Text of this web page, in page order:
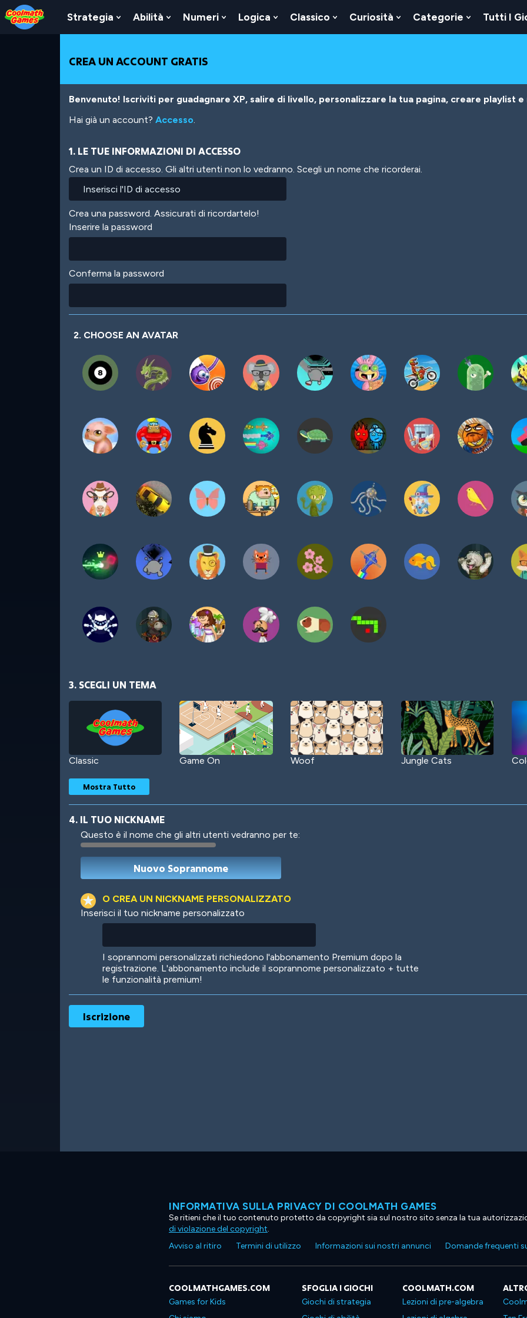
Skip
to
Top
Skip
to
Navigation
Skip
to
Main
Skip
to
Footer
Salta
al
contenuto
Strategia
Show
Submenu
Strategia
Abilità
Show
Submenu
Abilità
Numeri
Show
Submenu
Logica
Show
Submenu
Classico
Show
Submenu
Curiosità
Show
Submenu
Categorie
Show
Submenu
Tutti I
CREA UN ACCOUNT GRATIS
Benvenuto! Iscriviti per guadagnare XP, salire di livello, personalizzare la tua pagina, creare playlist
Hai già un account? Accesso.
1. LE TUE INFORMAZIONI DI ACCESSO
Crea un ID di accesso. Gli altri utenti non lo vedranno. Scegli un nome che ricorderai.
Crea una password. Assicurati di ricordartelo!
Inserire la password
Conferma la password
2. CHOOSE AN AVATAR
3. SCEGLI UN TEMA
Classic Game On Woof Jungle Cats
Robotic International
Ooh! Aah!
Mostra Tutto
4. IL TUO NICKNAME
Questo è il nome che gli altri utenti vedranno per te:
O CREA UN NICKNAME PERSONALIZZATO
Inserisci il tuo nickname personalizzato
I soprannomi personalizzati richiedono l'abbonamento Premium dopo la
registrazione. L'abbonamento include il soprannome personalizzato + tutte
le funzionalità premium!
INFORMATIVA SULLA PRIVACY DI COOLMATH GAMES
Se ritieni che il tuo contenuto protetto da copyright sia sul nostro sito senza la tua
di violazione del copyright.
Avviso al ritiro
Termini di utilizzo Informazioni sui nostri annunci Domande frequenti
COOLMATHGAMES.COM
Games for Kids
SFOGLIA I GIOCHI
Giochi di strategia
COOLMATH.COM
Lezioni di pre-algebra